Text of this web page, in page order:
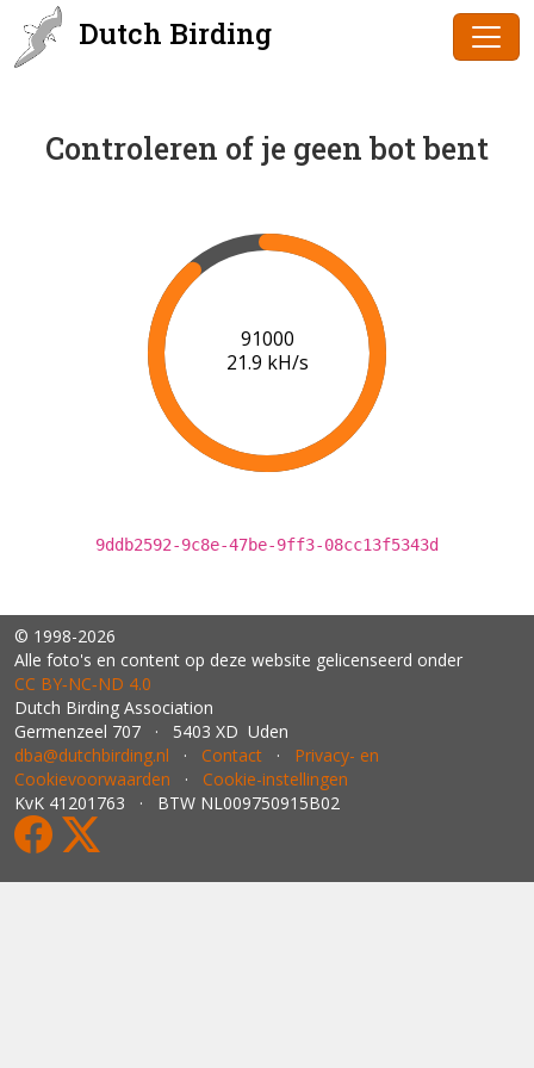
Dutch Birding
Controleren of je geen bot bent
91000
21.9 kH/s
9ddb2592-9c8e-47be-9ff3-08cc13f5343d
© 1998-2026
Alle foto's en content op deze website gelicenseerd onder
CC BY‑NC‑ND 4.0
Dutch Birding Association
Germenzeel 707 · 5403 XD Uden
dba@dutchbirding.nl · Contact · Privacy- en
Cookievoorwaarden · Cookie-instellingen
KvK 41201763 · BTW NL009750915B02